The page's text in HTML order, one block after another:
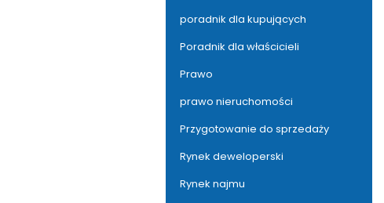
poradnik dla kupujących
Poradnik dla właścicieli
Prawo
prawo nieruchomości
Przygotowanie do sprzedaży
Rynek deweloperski
Rynek najmu